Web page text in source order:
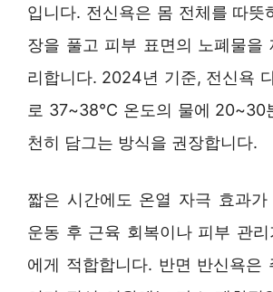
입니다. 전신욕은 몸 전체를 따뜻
장을 풀고 피부 표면의 노폐물을
리합니다. 2024년 기준, 전신욕
로 37~38℃ 온도의 물에 20~30
천히 담그는 방식을 권장합니다.
짧은 시간에도 온열 자극 효과가
운동 후 근육 회복이나 피부 관
에게 적합합니다. 반면 반신욕은